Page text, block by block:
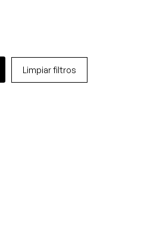
Limpiar filtros